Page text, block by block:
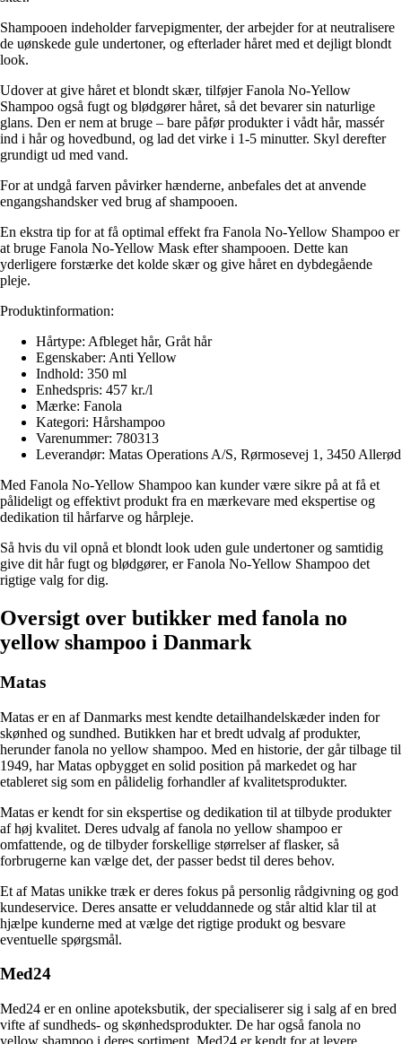
Shampooen indeholder farvepigmenter, der arbejder for at neutralisere
de uønskede gule undertoner, og efterlader håret med et dejligt blondt
look.
Udover at give håret et blondt skær, tilføjer Fanola No-Yellow
Shampoo også fugt og blødgører håret, så det bevarer sin naturlige
glans. Den er nem at bruge – bare påfør produkter i vådt hår, massér
ind i hår og hovedbund, og lad det virke i 1-5 minutter. Skyl derefter
grundigt ud med vand.
For at undgå farven påvirker hænderne, anbefales det at anvende
engangshandsker ved brug af shampooen.
En ekstra tip for at få optimal effekt fra Fanola No-Yellow Shampoo er
at bruge Fanola No-Yellow Mask efter shampooen. Dette kan
yderligere forstærke det kolde skær og give håret en dybdegående
pleje.
Produktinformation:
Hårtype: Afbleget hår, Gråt hår
Egenskaber: Anti Yellow
Indhold: 350 ml
Enhedspris: 457 kr./l
Mærke: Fanola
Kategori: Hårshampoo
Varenummer: 780313
Leverandør: Matas Operations A/S, Rørmosevej 1, 3450 Allerød
Med Fanola No-Yellow Shampoo kan kunder være sikre på at få et
pålideligt og effektivt produkt fra en mærkevare med ekspertise og
dedikation til hårfarve og hårpleje.
Så hvis du vil opnå et blondt look uden gule undertoner og samtidig
give dit hår fugt og blødgører, er Fanola No-Yellow Shampoo det
rigtige valg for dig.
Oversigt over butikker med fanola no
yellow shampoo i Danmark
Matas
Matas er en af Danmarks mest kendte detailhandelskæder inden for
skønhed og sundhed. Butikken har et bredt udvalg af produkter,
herunder fanola no yellow shampoo. Med en historie, der går tilbage til
1949, har Matas opbygget en solid position på markedet og har
etableret sig som en pålidelig forhandler af kvalitetsprodukter.
Matas er kendt for sin ekspertise og dedikation til at tilbyde produkter
af høj kvalitet. Deres udvalg af fanola no yellow shampoo er
omfattende, og de tilbyder forskellige størrelser af flasker, så
forbrugerne kan vælge det, der passer bedst til deres behov.
Et af Matas unikke træk er deres fokus på personlig rådgivning og god
kundeservice. Deres ansatte er veluddannede og står altid klar til at
hjælpe kunderne med at vælge det rigtige produkt og besvare
eventuelle spørgsmål.
Med24
Med24 er en online apoteksbutik, der specialiserer sig i salg af en bred
vifte af sundheds- og skønhedsprodukter. De har også fanola no
yellow shampoo i deres sortiment. Med24 er kendt for at levere